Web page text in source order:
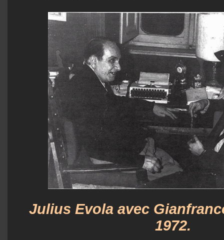
Julius Evola avec
1972.